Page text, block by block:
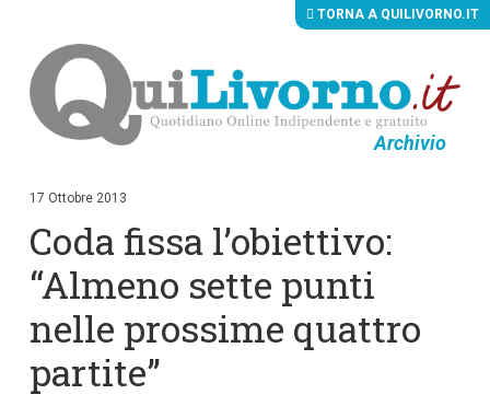
Archivio
i
c
n
e
n
i
TORNA A QUILIVORNO.IT
17 Ottobre 2013
Coda fissa l’obiettivo:
“Almeno sette punti
nelle prossime quattro
partite”